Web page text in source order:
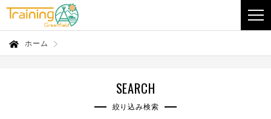
ホーム
SEARCH
絞り込み検索